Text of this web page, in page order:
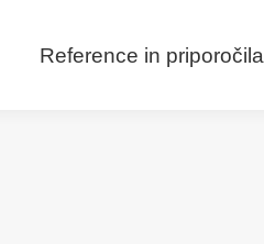
Reference in priporočila